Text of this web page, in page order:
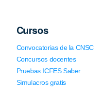
Cursos
Convocatorias de la CNSC
Concursos docentes
Pruebas ICFES Saber
Simulacros gratis